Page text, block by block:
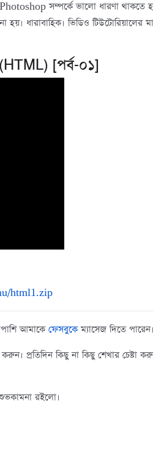
সম্পর্কে ভালো ধারণা থাকতে
ধারাবাহিক। ভিডিও টিউটোরিয়ালের
[পর্ব-০১]
html1.zip
আমাকেফেসবুকেম্যাসেজ দিতে পারেন।
প্রতিদিন কিছু না কিছু শেখার চেষ্টা
রইলো।